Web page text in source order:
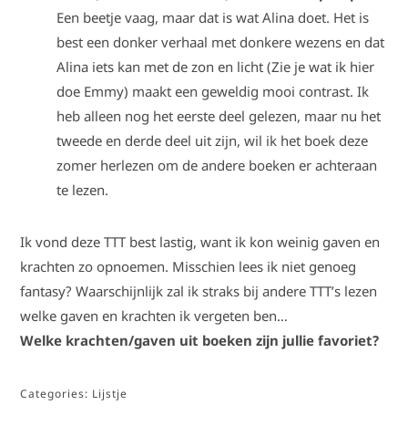
Een beetje vaag, maar dat is wat Alina doet. Het is
best een donker verhaal met donkere wezens en dat
Alina iets kan met de zon en licht (Zie je wat ik hier
doe Emmy) maakt een geweldig mooi contrast. Ik
heb alleen nog het eerste deel gelezen, maar nu het
tweede en derde deel uit zijn, wil ik het boek deze
zomer herlezen om de andere boeken er achteraan
te lezen.
Ik vond deze TTT best lastig, want ik kon weinig gaven en
krachten zo opnoemen. Misschien lees ik niet genoeg
fantasy? Waarschijnlijk zal ik straks bij andere TTT’s lezen
welke gaven en krachten ik vergeten ben…
Welke krachten/gaven uit boeken zijn jullie favoriet?
Categories: Lijstje